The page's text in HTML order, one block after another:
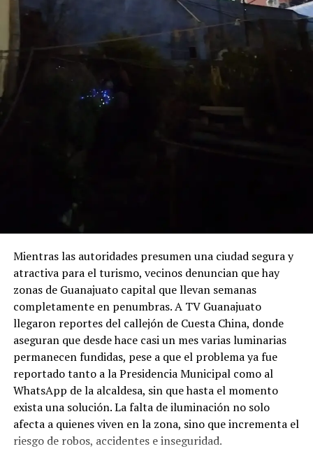
Mientras las autoridades presumen una ciudad segura y
atractiva para el turismo, vecinos denuncian que hay
zonas de Guanajuato capital que llevan semanas
completamente en penumbras. A TV Guanajuato
llegaron reportes del callejón de Cuesta China, donde
aseguran que desde hace casi un mes varias luminarias
permanecen fundidas, pese a que el problema ya fue
reportado tanto a la Presidencia Municipal como al
WhatsApp de la alcaldesa, sin que hasta el momento
exista una solución. La falta de iluminación no solo
afecta a quienes viven en la zona, sino que incrementa el
riesgo de robos, accidentes e inseguridad.